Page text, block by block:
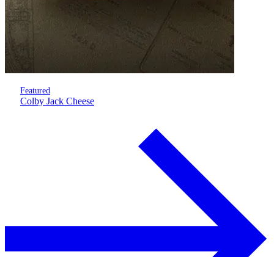
Featured
Colby Jack Cheese